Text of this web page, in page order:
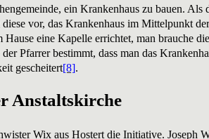
ein Krankenhaus zu bauen.
vor, das Krankenhaus im Mittelpunkt
eine Kapelle errichtet, man brauche
Pfarrer bestimmt, dass man das
gescheitert[8].
Anstaltskirche
Wix aus Hostert die Initiative. Joseph